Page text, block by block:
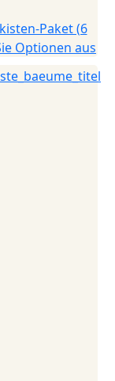
Paket (6
Optionen aus